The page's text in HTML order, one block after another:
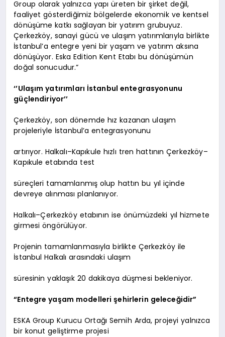
Group olarak yalnızca yapı üreten bir şirket değil,
faaliyet gösterdiğimiz bölgelerde ekonomik ve kentsel
dönüşüme katkı sağlayan bir yatırım grubuyuz.
Çerkezköy, sanayi gücü ve ulaşım yatırımlarıyla birlikte
İstanbul’a entegre yeni bir yaşam ve yatırım aksına
dönüşüyor. Eska Edition Kent Etabı bu dönüşümün
doğal sonucudur.”
‘’Ulaşım yatırımları İstanbul entegrasyonunu
güçlendiriyor’’
Çerkezköy, son dönemde hız kazanan ulaşım
projeleriyle İstanbul’a entegrasyonunu
artırıyor. Halkalı–Kapıkule hızlı tren hattının Çerkezköy–
Kapıkule etabında test
süreçleri tamamlanmış olup hattın bu yıl içinde
devreye alınması planlanıyor.
Halkalı–Çerkezköy etabının ise önümüzdeki yıl hizmete
girmesi öngörülüyor.
Projenin tamamlanmasıyla birlikte Çerkezköy ile
İstanbul Halkalı arasındaki ulaşım
süresinin yaklaşık 20 dakikaya düşmesi bekleniyor.
“Entegre yaşam modelleri şehirlerin geleceğidir”
ESKA Group Kurucu Ortağı Semih Arda, projeyi yalnızca
bir konut geliştirme projesi